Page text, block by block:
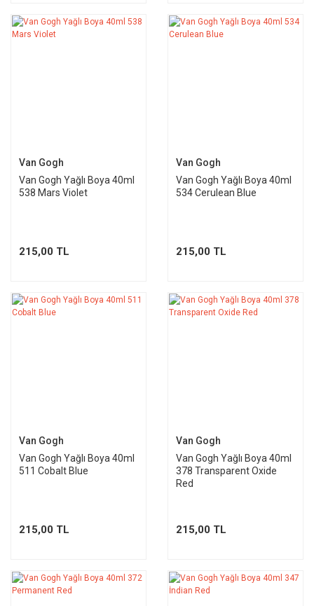
Van Gogh
Van Gogh Yağlı Boya 40ml
538 Mars Violet
215,00 TL
Van Gogh
Van Gogh Yağlı Boya 40ml
534 Cerulean Blue
215,00 TL
Van Gogh
Van Gogh Yağlı Boya 40ml
511 Cobalt Blue
215,00 TL
Van Gogh
Van Gogh Yağlı Boya 40ml
378 Transparent Oxide
Red
215,00 TL